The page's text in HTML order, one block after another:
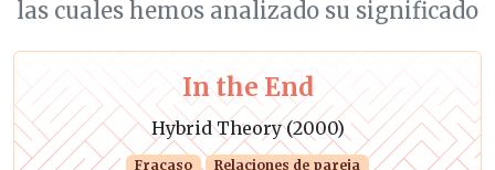
las cuales hemos analizado su significado
In the End
Hybrid Theory (2000)
Fracaso
Relaciones de pareja